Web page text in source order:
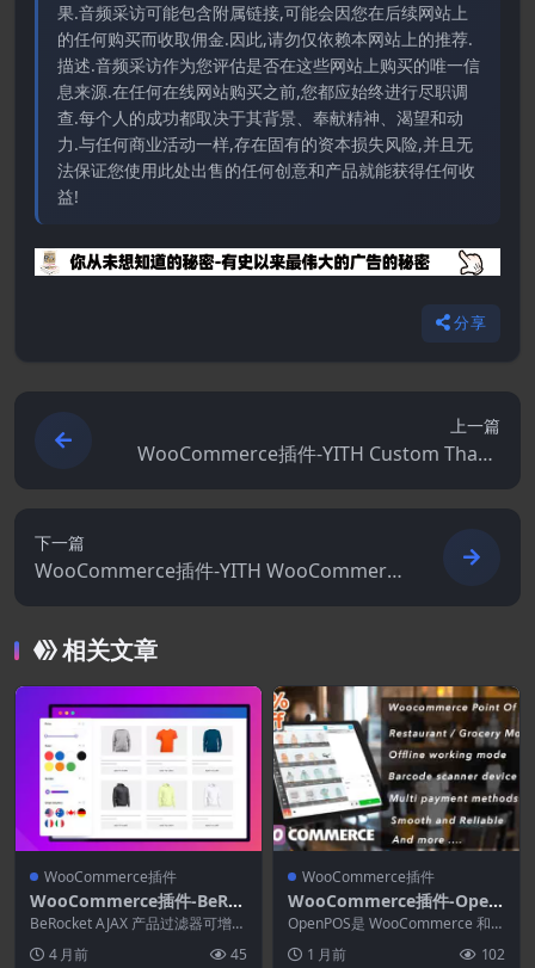
果.音频采访可能包含附属链接,可能会因您在后续网站上
的任何购买而收取佣金.因此,请勿仅依赖本网站上的推荐.
描述.音频采访作为您评估是否在这些网站上购买的唯一信
息来源.在任何在线网站购买之前,您都应始终进行尽职调
查.每个人的成功都取决于其背景、奉献精神、渴望和动
力.与任何商业活动一样,存在固有的资本损失风险,并且无
法保证您使用此处出售的任何创意和产品就能获得任何收
益!
分享
上一篇
WooCommerce插件-YITH Custom Thank
You Page for WooCommerce Premium 3.
24.0
下一篇
WooCommerce插件-YITH WooCommerc
e Subscription Premium 4.15.0
相关文章
WooCommerce插件
WooCommerce插件-BeRoc
ket AJAX Products Filter
3.1.9.9
BeRocket AJAX 产品过滤器可增强
4 月前 45
WooCommerce插件
WooCommerce插件-Open
pos 8.5.0–WooCommerce
销售点
OpenPOS是 WooCommerce 和
1 月前 102